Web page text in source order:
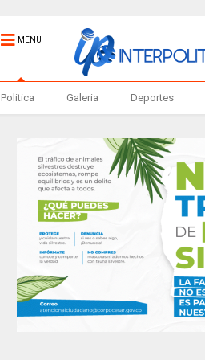
MENU
Politica Galeria Deportes